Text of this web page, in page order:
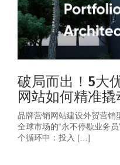
破局而出！5大
网站如何精准
品牌营销网站建设外贸营销
全球市场的“永不停歇业务
个循环中：投入 […]